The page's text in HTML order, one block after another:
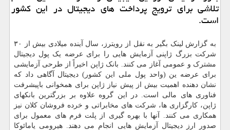
تلاشی برای ترویج پرداخت های دیجیتال در این كشور
است.
به گزارش لینک بگیر به نقل از رویترز، سال آینده میلادی بیش از ۳۰
شرکت بزرگ ژاپنی آزمایش هایی را برای عرضه یک پول دیجیتال
مشترک و عمومی آغاز می کنند. بانک ژاپن اخیراً از طرحی آزمایشی
برای عرضه ین (واحد پول ملی این کشور) دیجیتال آگاهی داد که
نشان دهنده اهمیت بیش از پیش نیاز ژاپن برای همخوانی باپیشرفت
فناوری های مالی است. در این گروه علاوه بر بزرگترین بانکهای
ژاپن، کارگزاری ها، شرکت های مخابراتی و خرده فروشان کلان نیز
همکاری می کنند. آنها با بهره گیری از پلت فرم های معمول برای
صدور ارز دیجیتال آزمایش هایی انجام می دهند. هیرومی یامائوکا